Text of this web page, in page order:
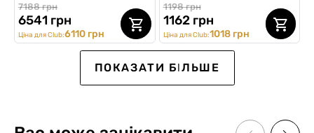
7188 грн
6541 грн
Ціна для Club:6110 грн
1198 грн
1162 грн
Ціна для Club:1018 грн
ПОКАЗАТИ БІЛЬШЕ